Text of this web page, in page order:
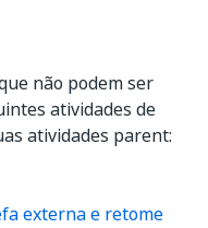
não podem ser
atividades de
atividades parent:
externa e retome